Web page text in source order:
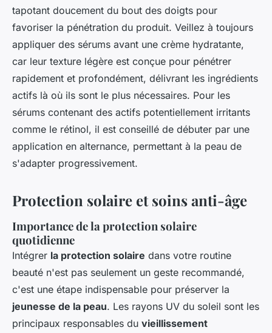
tapotant doucement du bout des doigts pour
favoriser la pénétration du produit. Veillez à toujours
appliquer des sérums avant une crème hydratante,
car leur texture légère est conçue pour pénétrer
rapidement et profondément, délivrant les ingrédients
actifs là où ils sont le plus nécessaires. Pour les
sérums contenant des actifs potentiellement irritants
comme le rétinol, il est conseillé de débuter par une
application en alternance, permettant à la peau de
s'adapter progressivement.
Protection solaire et soins anti-âge
Importance de la protection solaire
quotidienne
Intégrer la protection solaire dans votre routine
beauté n'est pas seulement un geste recommandé,
c'est une étape indispensable pour préserver la
jeunesse de la peau. Les rayons UV du soleil sont les
principaux responsables du vieillissement